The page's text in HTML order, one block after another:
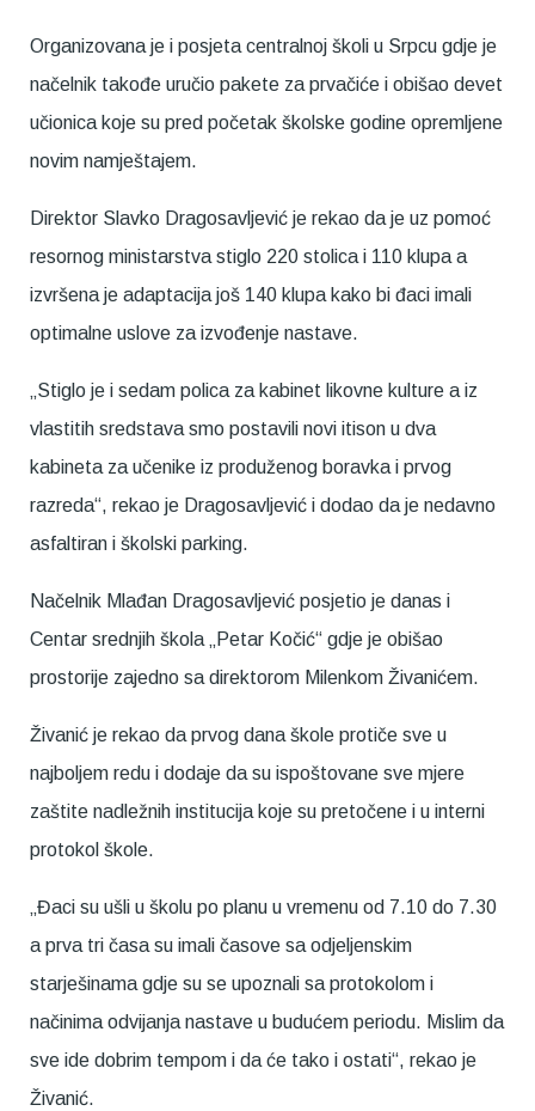
Organizovana je i posjeta centralnoj školi u Srpcu gdje je
načelnik takođe uručio pakete za prvačiće i obišao devet
učionica koje su pred početak školske godine opremljene
novim namještajem.
Direktor Slavko Dragosavljević je rekao da je uz pomoć
resornog ministarstva stiglo 220 stolica i 110 klupa a
izvršena je adaptacija još 140 klupa kako bi đaci imali
optimalne uslove za izvođenje nastave.
„Stiglo je i sedam polica za kabinet likovne kulture a iz
vlastitih sredstava smo postavili novi itison u dva
kabineta za učenike iz produženog boravka i prvog
razreda“, rekao je Dragosavljević i dodao da je nedavno
asfaltiran i školski parking.
Načelnik Mlađan Dragosavljević posjetio je danas i
Centar srednjih škola „Petar Kočić“ gdje je obišao
prostorije zajedno sa direktorom Milenkom Živanićem.
Živanić je rekao da prvog dana škole protiče sve u
najboljem redu i dodaje da su ispoštovane sve mjere
zaštite nadležnih institucija koje su pretočene i u interni
protokol škole.
„Đaci su ušli u školu po planu u vremenu od 7.10 do 7.30
a prva tri časa su imali časove sa odjeljenskim
starješinama gdje su se upoznali sa protokolom i
načinima odvijanja nastave u budućem periodu. Mislim da
sve ide dobrim tempom i da će tako i ostati“, rekao je
Živanić.